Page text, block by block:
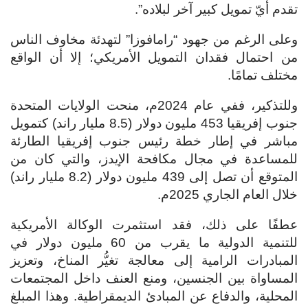
تقدم أيّ تمويل كبير آخر لبلاده”.
وعلى الرغم من جهود “رامافوزا” لتهدئة مخاوف الناس
من احتمال فقدان التمويل الأمريكي؛ إلا أن الواقع
مختلف تمامًا.
وللتذكير، ففي عام 2024م، منحت الولايات المتحدة
جنوب إفريقيا 453 مليون دولار (8.5 مليار راند) كتمويل
مباشر في إطار خطة رئيس جنوب إفريقيا الطارئة
للمساعدة في مجال مكافحة الإيدز، والتي كان من
المتوقع أن تصل إلى 439 مليون دولار (8.2 مليار راند)
خلال العام الجاري 2025م.
عطفًا على ذلك، فقد استثمرت الوكالة الأمريكية
للتنمية الدولية ما يقرب من 60 مليون دولار في
المبادرات الرامية إلى معالجة تغيُّر المناخ، وتعزيز
المساواة بين الجنسين، ومنع العنف داخل المجتمعات
المحلية، والدفاع عن المبادئ الديمقراطية. وهذا المبلغ